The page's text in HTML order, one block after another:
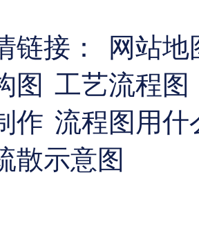
链接：
网站
图 工艺流程图
作 流程图用
散示意图